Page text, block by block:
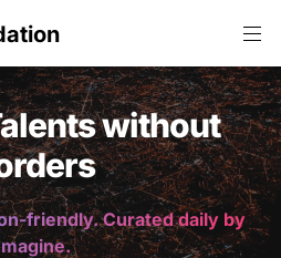
without
friendly. Curated daily by